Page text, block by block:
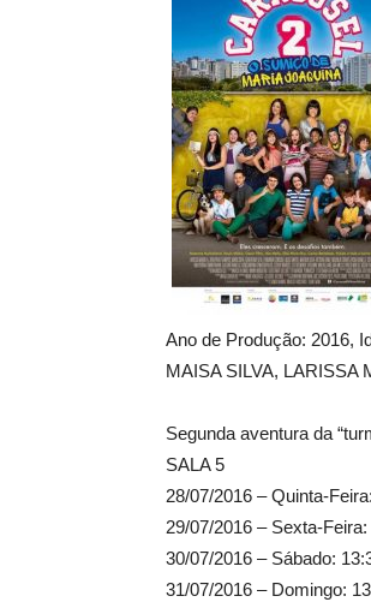
Ano de Produção: 2016,
MAISA SILVA, LARISSA
Segunda aventura da
SALA 5
28/07/2016 – Quinta-
29/07/2016 – Sexta-
30/07/2016 – Sábado:
31/07/2016 – Domingo: